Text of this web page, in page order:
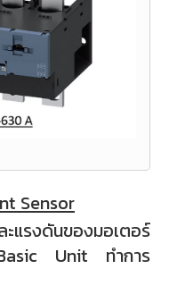
Sensor
แรงดันของมอเตอร์
Unit ทำการ